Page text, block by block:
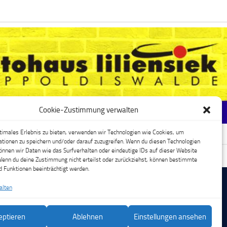
Cookie-Zustimmung verwalten
Erlebnis zu bieten, verwenden wir Technologien wie Cookies, um
zu speichern und/oder darauf zuzugreifen. Wenn du diesen Technologien
wir Daten wie das Surfverhalten oder eindeutige IDs auf dieser Website
du deine Zustimmung nicht erteilst oder zurückziehst, können bestimmte
Funktionen beeinträchtigt werden.
Ablehnen Einstellungen ansehen
Cookie-Richtlinie (EU)